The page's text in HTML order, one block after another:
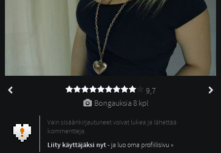
9,7
Bongauksia 8 kpl
Vain sisäänkirjautuneet voivat lukea ja lähettää
kommentteja.
Liity käyttäjäksi nyt- ja luo oma profiilisivu »